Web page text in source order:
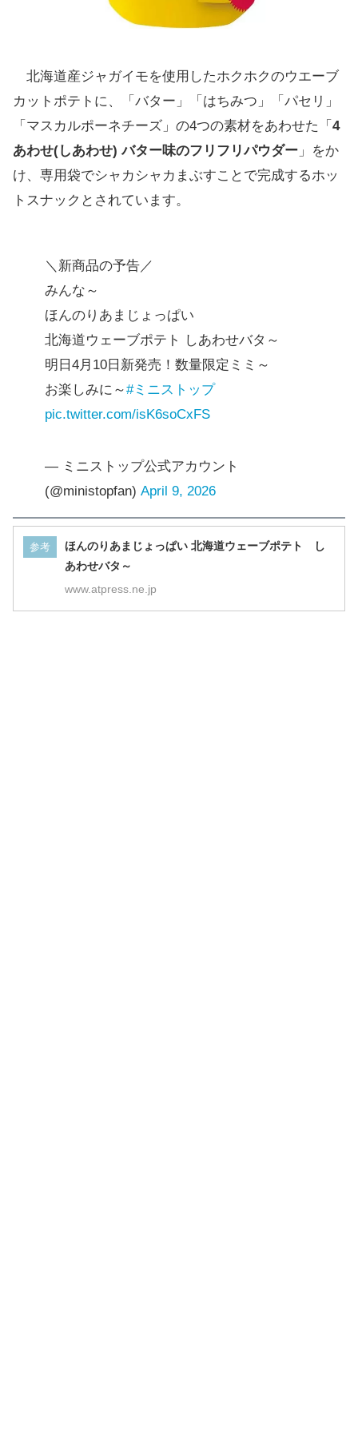
北海道産ジャガイモを使用したホクホクのウエーブ
カットポテトに、「バター」「はちみつ」「パセリ」
「マスカルポーネチーズ」の4つの素材をあわせた「 4
あわせ(しあわせ) バター味のフリフリパウダー 」をか
け、専用袋でシャカシャカまぶすことで完成するホッ
トスナックとされています。
みんな～
ほんのりあまじょっぱい
北海道ウェーブポテト しあわせバタ～
明日4月10日新発売！数量限定ミミ～
お楽しみに～#ミニストップ
pic.twitter.com/isK6soCxFS
(@ministopfan)
April 9, 2026
あわせバタ～
www.atpress.ne.jp